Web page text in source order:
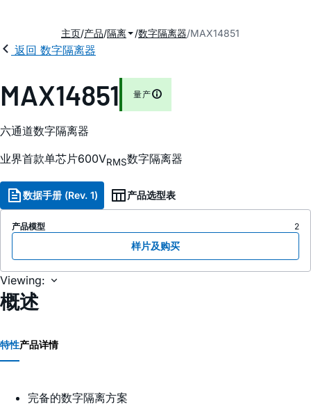
主页 产品 隔离 数字隔离器 MAX14851
返回 数字隔离器
MAX14851 量产
六通道数字隔离器
业界首款单芯片600VRMS数字隔离器
数据手册 (Rev. 1) 产品选型表
产品模型 2
样片及购买
Viewing:
概述
特性产品详情
完备的数字隔离方案